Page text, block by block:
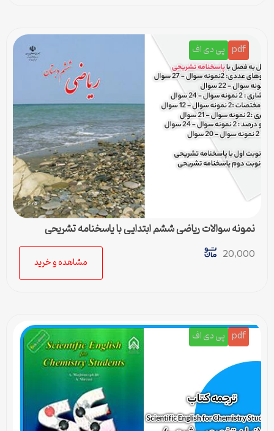
pdf پی دی اف
نمونه سوالات ریاضی ششم ابتدایی با پاسخنامه تشریحی
20,000
مشاهده و خرید
pdf پی دی اف